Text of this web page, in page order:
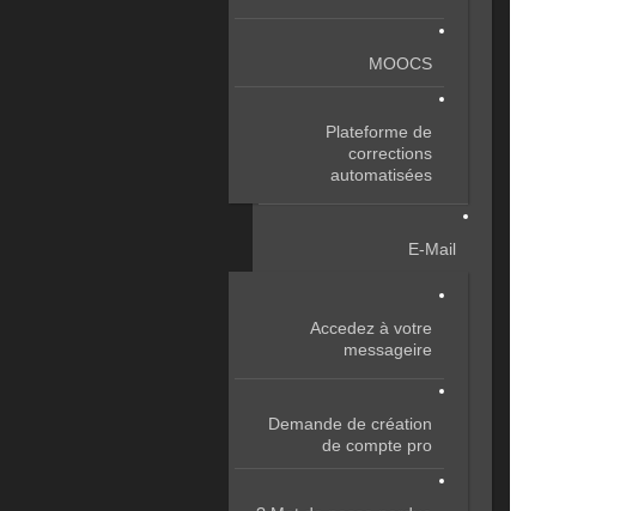
MOOCS
Plateforme de
corrections
automatisées
E-Mail
Accedez à votre
messageire
Demande de création
de compte pro